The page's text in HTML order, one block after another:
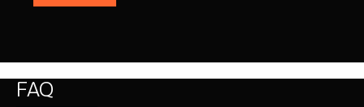
FAQ